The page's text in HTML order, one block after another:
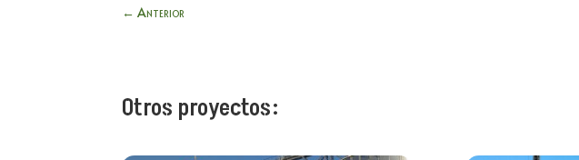
←Anterior
Otros proyectos: